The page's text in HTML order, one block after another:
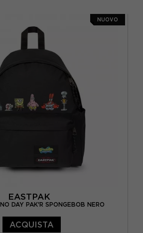
NUOVO
EASTPAK
DAY PAK'R SPONGEBOB NERO
ACQUISTA